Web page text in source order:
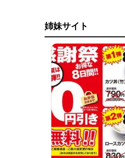
姉妹サイト